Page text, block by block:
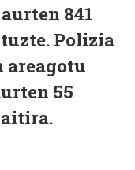
841
Polizia
areagotu
55